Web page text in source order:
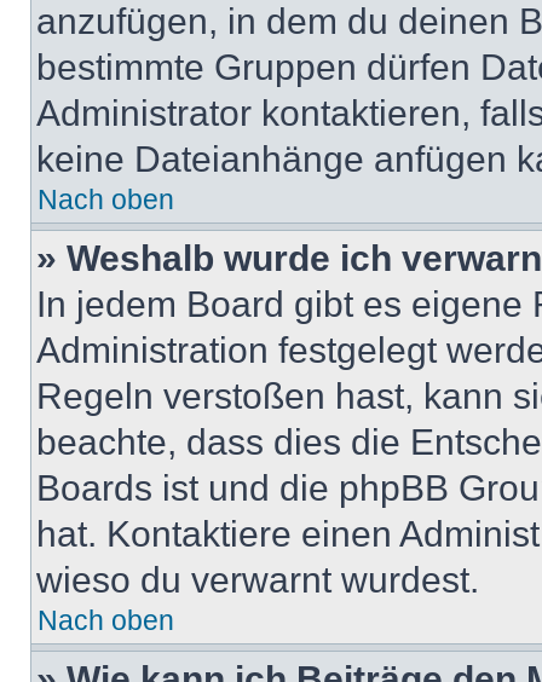
anzufügen, in dem du deinen
bestimmte Gruppen dürfen
Administrator kontaktieren,
keine Dateianhänge anfügen
Nach oben
» Weshalb wurde ich
In jedem Board gibt es
Administration festgelegt
Regeln verstoßen hast, kann
beachte, dass dies die
Boards ist und die phpBB
hat. Kontaktiere einen
wieso du verwarnt wurdest.
Nach oben